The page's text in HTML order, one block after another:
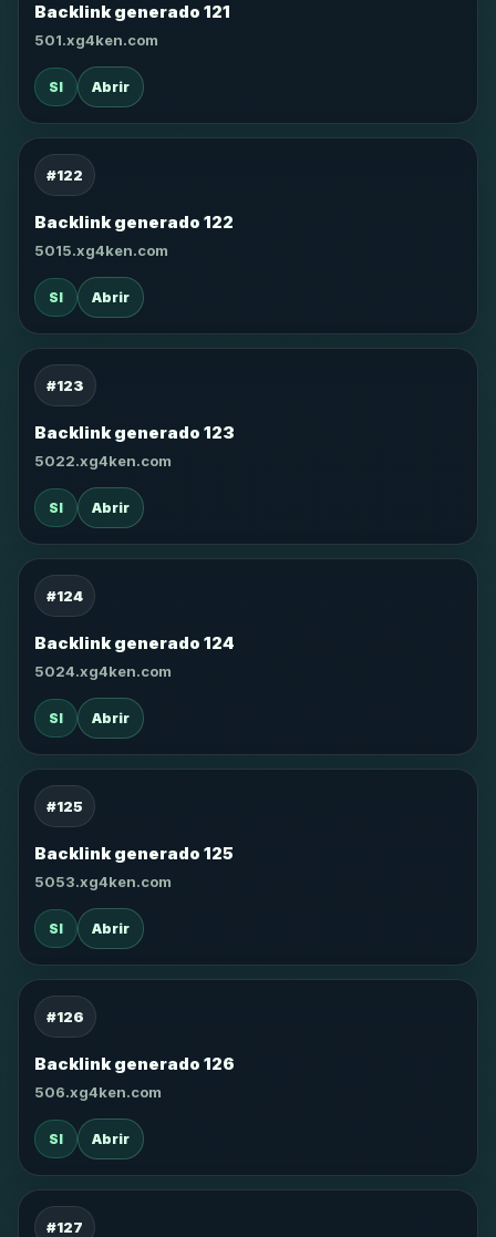
Backlink generado 121
501.xg4ken.com
SI Abrir
#122
Backlink generado 122
5015.xg4ken.com
SI Abrir
#123
Backlink generado 123
5022.xg4ken.com
SI Abrir
#124
Backlink generado 124
5024.xg4ken.com
SI Abrir
#125
Backlink generado 125
5053.xg4ken.com
SI Abrir
#126
Backlink generado 126
506.xg4ken.com
SI Abrir
#127